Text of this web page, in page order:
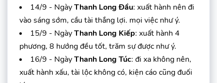
14/9 - NgàyThanh Long Đầu: xuất hành nên đi
vào sáng sớm, cầu tài thắng lợi. mọi việc như ý.
15/9 - NgàyThanh Long Kiếp: xuất hành 4
phương, 8 hướng đều tốt, trăm sự được như ý.
16/9 - NgàyThanh Long Túc: đi xa không nên,
xuất hành xấu, tài lộc không có, kiện cáo cũng đuối